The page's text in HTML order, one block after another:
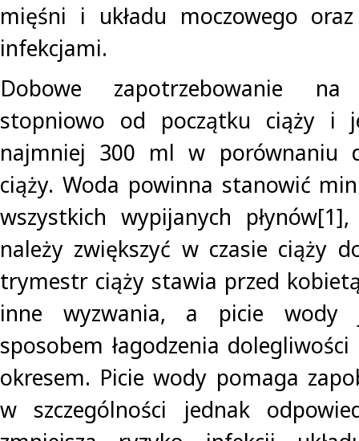
mięśni i układu moczowego
infekcjami.
Dobowe zapotrzebowanie
stopniowo od początku ciąży i
najmniej 300 ml w porównaniu
ciąży. Woda powinna stanowić
wszystkich wypijanych
należy zwiększyć w czasie ciąży
trymestr ciąży stawia przed
inne wyzwania, a picie wody
sposobem łagodzenia
okresem. Picie wody pomaga
w szczególności jednak